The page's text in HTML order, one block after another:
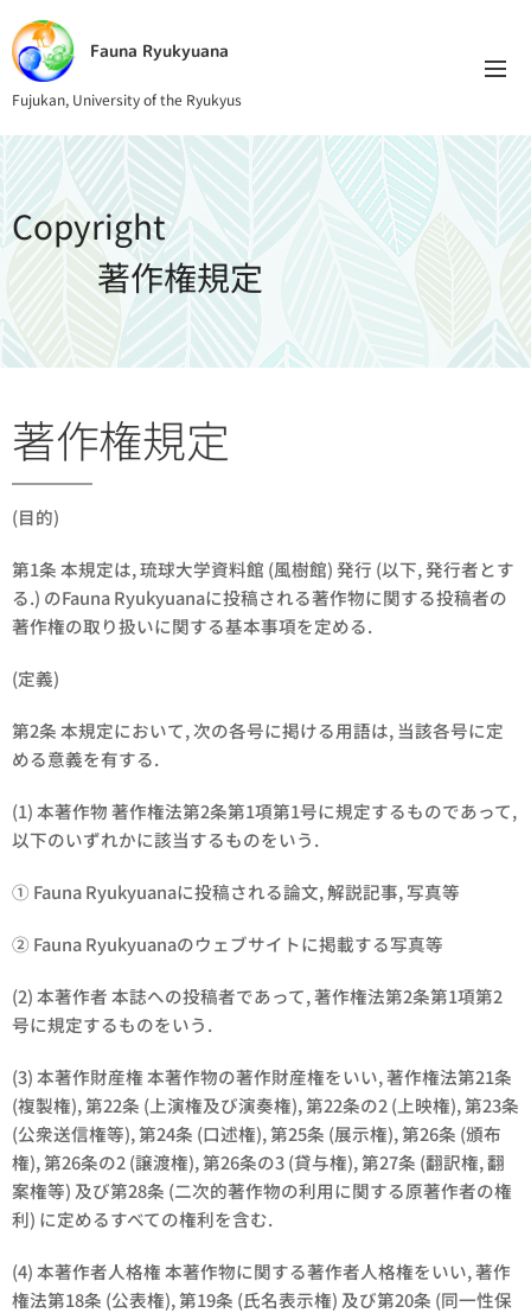
Fauna Ryukyuana
Fujukan, University of the Ryukyus
Copyright
著作権規定
著作権規定
(目的)
第1条 本規定は, 琉球大学資料館 (風樹館) 発行 (以下, 発行者とす
る.) のFauna Ryukyuanaに投稿される著作物に関する投稿者の
著作権の取り扱いに関する基本事項を定める.
(定義)
第2条 本規定において, 次の各号に掲ける用語は, 当該各号に定
める意義を有する.
(1) 本著作物 著作権法第2条第1項第1号に規定するものであって,
以下のいずれかに該当するものをいう.
① Fauna Ryukyuanaに投稿される論文, 解説記事, 写真等
② Fauna Ryukyuanaのウェブサイトに掲載する写真等
(2) 本著作者 本誌への投稿者であって, 著作権法第2条第1項第2
号に規定するものをいう.
(3) 本著作財産権 本著作物の著作財産権をいい, 著作権法第21条
(複製権), 第22条 (上演権及び演奏権), 第22条の2 (上映権), 第23条
(公衆送信権等), 第24条 (口述権), 第25条 (展示権), 第26条 (頒布
権), 第26条の2 (譲渡権), 第26条の3 (貸与権), 第27条 (翻訳権, 翻
案権等) 及び第28条 (二次的著作物の利用に関する原著作者の権
利) に定めるすべての権利を含む.
(4) 本著作者人格権 本著作物に関する著作者人格権をいい, 著作
権法第18条 (公表権), 第19条 (氏名表示権) 及び第20条 (同一性保